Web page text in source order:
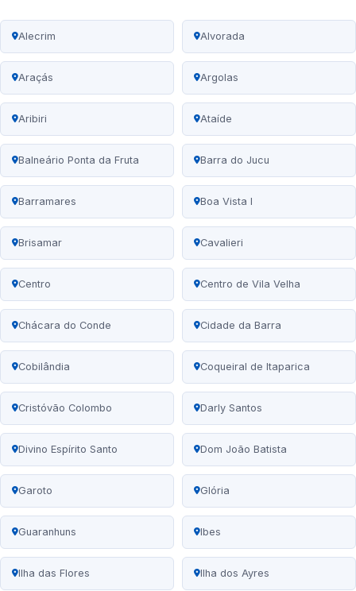
Alecrim Alvorada
Araçás Argolas
Aribiri Ataíde
Balneário Ponta da Fruta Barra do Jucu
Barramares Boa Vista I
Brisamar Cavalieri
Centro Centro de Vila Velha
Chácara do Conde Cidade da Barra
Cobilândia Coqueiral de Itaparica
Cristóvão Colombo Darly Santos
Divino Espírito Santo Dom João Batista
Garoto Glória
Guaranhuns Ibes
Ilha das Flores Ilha dos Ayres